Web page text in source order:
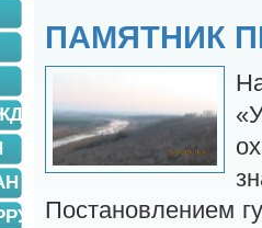
ПАМЯТНИК
Постановлением